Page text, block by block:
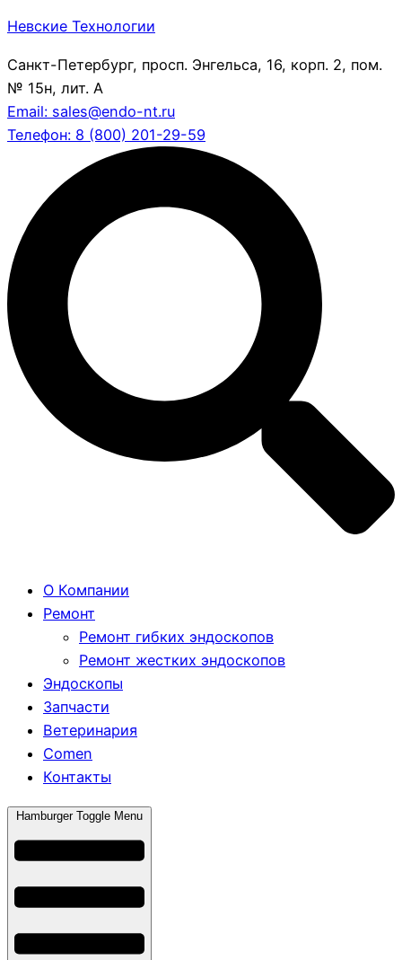
Невские Технологии
Санкт-Петербург, просп. Энгельса, 16, корп. 2, пом.
№ 15н, лит. А
Email: sales@endo-nt.ru
Телефон: 8 (800) 201-29-59
О Компании
Ремонт
Ремонт гибких эндоскопов
Ремонт жестких эндоскопов
Эндоскопы
Запчасти
Ветеринария
Comen
Контакты
Hamburger Toggle Menu